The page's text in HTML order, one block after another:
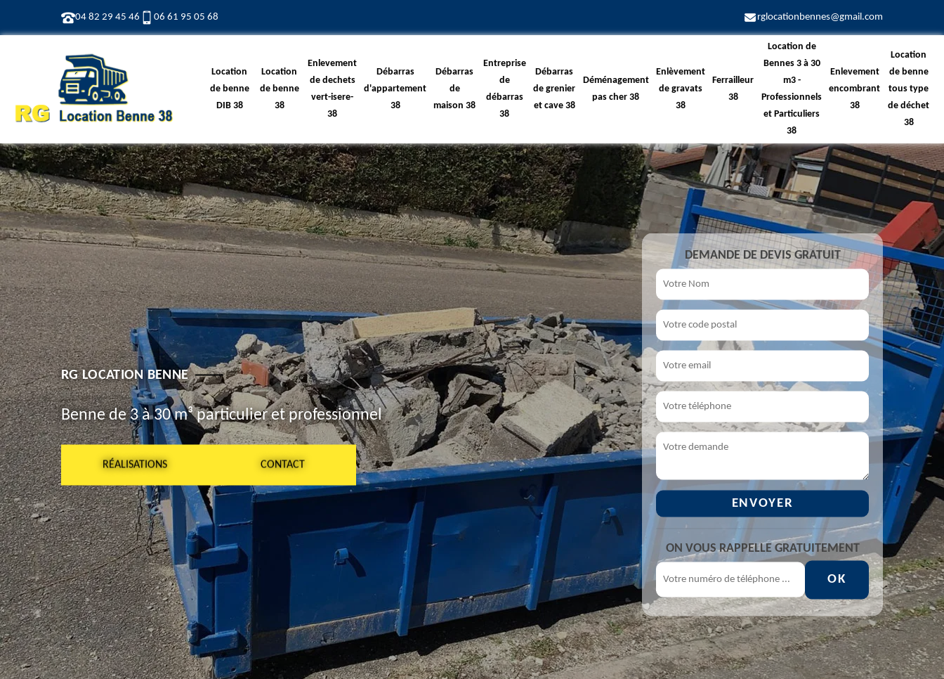
04 82 29 45 46 06 61 95 05 68 rglocationbennes@gmail.com
Location
de benne
DIB 38
Location
de benne
38
Enlevement
de dechets
vert-isere-
38
Débarras
d'appartement
38
Débarras
de
maison 38
Entreprise
de
débarras
38
Débarras
de grenier
et cave 38
Déménagement
pas cher 38
Enlèvement
de gravats
38
Ferrailleur
38
Location de
Bennes 3 à 30
m3 -
Professionnels
et Particuliers
38
Enlevement
encombrant
38
Location
de benne
tous type
de déchet
38
RG LOCATION BENNE
Benne de 3 à 30 m³ particulier et professionnel
RÉALISATIONS CONTACT
DEMANDE DE DEVIS GRATUIT
ON VOUS RAPPELLE GRATUITEMENT